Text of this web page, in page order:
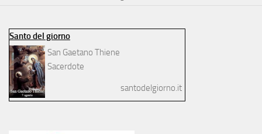
Santo del giorno
San Gaetano Thiene
Sacerdote
santodelgiorno.it